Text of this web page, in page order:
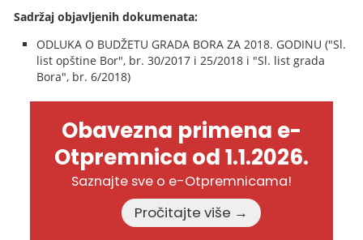
Sadržaj objavljenih dokumenata:
ODLUKA O BUDŽETU GRADA BORA ZA 2018. GODINU ("Sl.
list opštine Bor", br. 30/2017 i 25/2018 i "Sl. list grada
Bora", br. 6/2018)
Obavezna primena e-
Otpremnica od 1.1.2026.
Saznajte sve o e-Otpremnicama!
Pročitajte više →